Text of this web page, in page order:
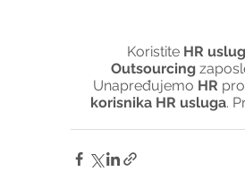
Koristite HR
Outsourcing
Unapređujemo HR
korisnika HR usluga.